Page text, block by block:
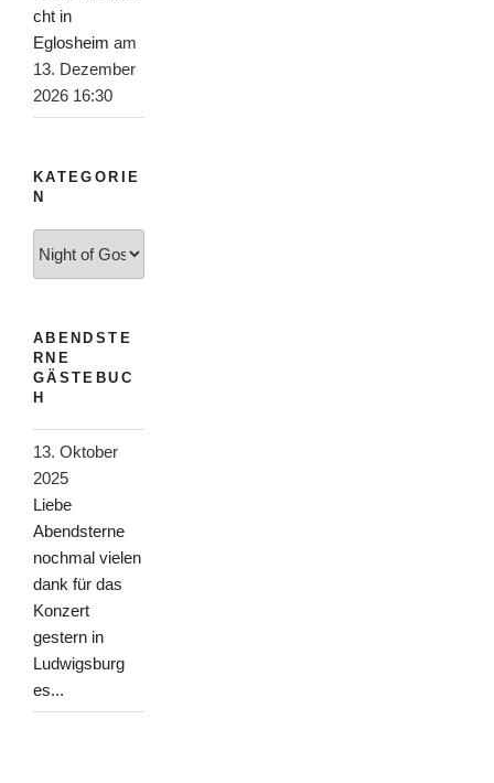
cht in
Eglosheim am
13. Dezember
2026 16:30
KATEGORIE
N
ABENDSTE
RNE
GÄSTEBUC
H
13. Oktober
2025
Liebe
Abendsterne
nochmal vielen
dank für das
Konzert
gestern in
Ludwigsburg
es...